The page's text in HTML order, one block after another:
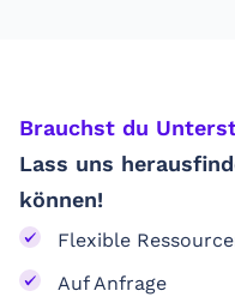
Brauchst du
Lass uns
können!
Flexible
Auf Anfrage